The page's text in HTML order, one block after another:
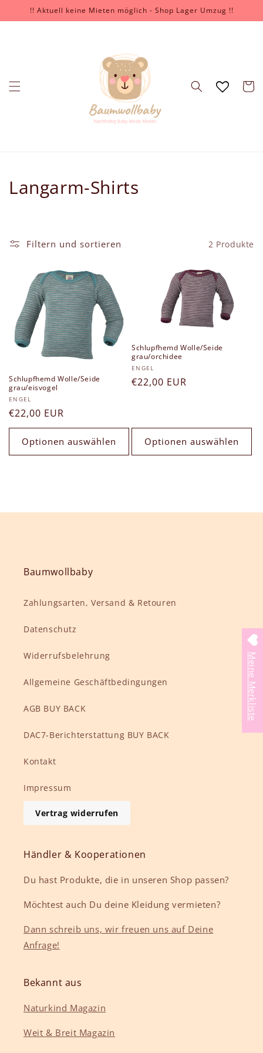
zum
Inhalt
!! Aktuell keine Mieten möglich - Shop Lager Umzug !!
K
e
r
e
:
Langarm-Shirts
Filtern und sortieren 2 Produkte
Schlupfhemd Wolle/Seide
grau/eisvogel
Anbieter:
ENGEL
Normaler
Preis
€22,00 EUR
Optionen auswählen
Schlupfhemd Wolle/Seide
grau/orchidee
Anbieter:
ENGEL
Normaler
€22,00 EUR
Optionen auswählen
Baumwollbaby
Zahlungsarten, Versand & Retouren
Datenschutz
Widerrufsbelehrung
Allgemeine Geschäftbedingungen
AGB BUY BACK
DAC7-Berichterstattung BUY BACK
Kontakt
Impressum
Vertrag widerrufen
Händler & Kooperationen
Du hast Produkte, die in unseren Shop passen?
Möchtest auch Du deine Kleidung vermieten?
Dann schreib uns, wir freuen uns auf Deine
Anfrage!
Bekannt aus
Naturkind Magazin
Weit & Breit Magazin
Meine Merkliste